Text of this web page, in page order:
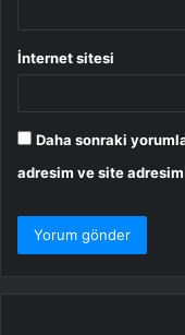
İnternet sitesi
Daha sonraki
adresim ve site